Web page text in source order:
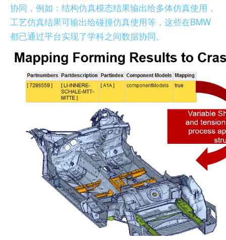
协同，例如：结构仿真模态结果输出给多体仿真使用，
工艺仿真结果可输出给碰撞仿真使用等，这些在BMW
都已通过平台实现了学科之间数据协同。